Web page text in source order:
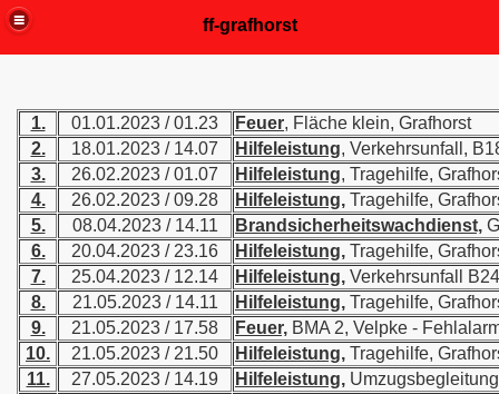
ff-grafhorst
1. 01.01.2023 / 01.23 Feuer, Fläche klein, Grafhorst
2.
18.01.2023 / 14.07 Hilfeleistung, Verkehrsunfall,
3.
26.02.2023 / 01.07 Hilfeleistung, Tragehilfe,
4.
26.02.2023 / 09.28 Hilfeleistung, Tragehilfe,
5.
08.04.2023 / 14.11 Brandsicherheitswachdienst,
6.
20.04.2023 / 23.16 Hilfeleistung, Tragehilfe,
7.
25.04.2023 / 12.14 Hilfeleistung, Verkehrsunfall
8.
21.05.2023 / 14.11 Hilfeleistung, Tragehilfe,
9.
21.05.2023 / 17.58 Feuer, BMA 2, Velpke -
10.
21.05.2023 / 21.50 Hilfeleistung, Tragehilfe,
11.
27.05.2023 / 14.19 Hilfeleistung,